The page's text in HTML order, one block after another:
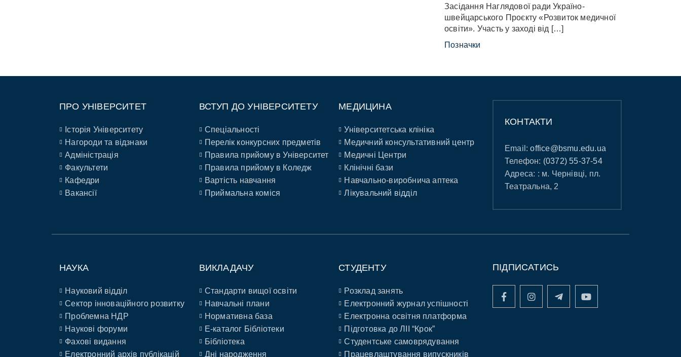
Засідання Наглядової ради Україно-
швейцарського Проєкту «Розвиток медичної
освіти». Участь у заході від […]
Позначки
ПРО УНІВЕРСИТЕТ
Історія Університету
Нагороди та відзнаки
Адміністрація
Факультети
Кафедри
Вакансії
ВСТУП ДО УНІВЕРСИТЕТУ
Спеціальності
Перелік конкурсних предметів
Правила прийому в Університет
Правила прийому в Коледж
Вартість навчання
Приймальна коміся
МЕДИЦИНА
Університетська клініка
Медичний консультативний центр
Медичні Центри
Клінічні бази
Навчально-виробнича аптека
Лікувальний відділ
КОНТАКТИ
Email:office@bsmu.edu.ua
Телефон: (0372) 55-37-54
Адреса: : м. Чернівці, пл.
Театральна, 2
НАУКА
Науковий відділ
Сектор інноваційного розвитку
Проблемна НДР
Наукові форуми
Фахові видання
Електронний архів публікацій
ВИКЛАДАЧУ
Стандарти вищої освіти
Навчальні плани
Нормативна база
E-каталог Бібліотеки
Бібліотека
Дні народження
СТУДЕНТУ
Розклад занять
Електронний журнал успішності
Електронна освітня платформа
Підготовка до ЛІІ “Крок”
Студентське самоврядування
Працевлаштування випускників
ПІДПИСАТИСЬ